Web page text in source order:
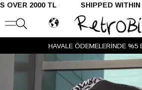
2000 TL SHIPPED WITHIN 24
HAVALE ÖDEMELERİNDE %5